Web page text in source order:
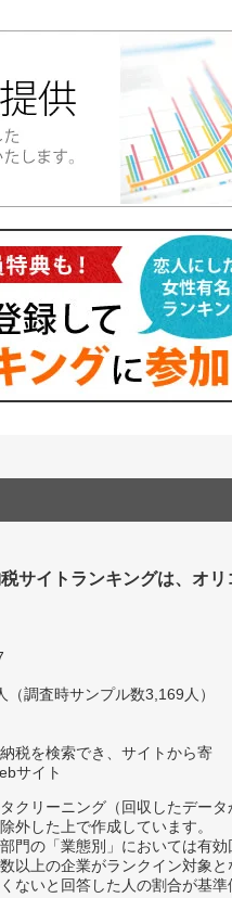
サイトランキングは、オ
（調査時サンプル数3,169人）
税を検索でき、サイトから寄
サイト
リーニング（回収したデータ
した上で作成しています。
門の「業態別」においては有
以上の企業がランクイン対象と
いと回答した人の割合が基準